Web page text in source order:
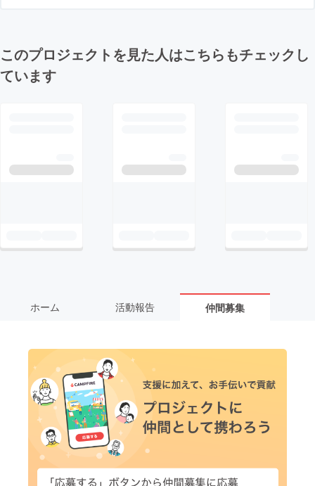
このプロジェクトを見た人はこちらもチェックし
ています
ホーム 活動報告 仲間募集